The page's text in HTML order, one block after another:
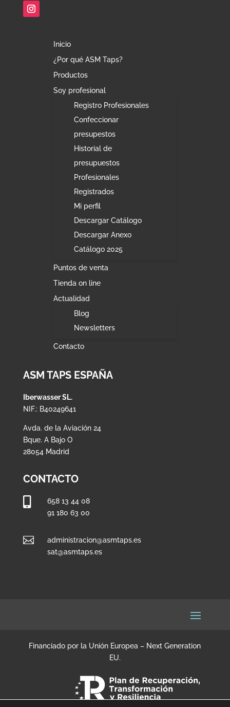
Inicio
¿Por qué ASM Taps?
Productos
Soy profesional
Registro Profesionales
Confeccionar
presupestos
Historial de
presupuestos
Profesionales
Registrados
Mi perfil
Descargar Catálogo
Descargar Anexo
Catálogo 2025
Puntos de venta
Tienda on line
Actualidad
Blog
Newsletters
Contacto
ASM TAPS ESPAÑA
Iberwasser SL.
NIF.: B40249641
Avda. de la Aviación 24
Bque. A Bajo O
28054 Madrid
CONTACTO
658 13 44 08
91 180 63 00

administracion@asmtaps.es
sat@asmtaps.es
Financiado por la Unión Europea – Next Generation
EU.